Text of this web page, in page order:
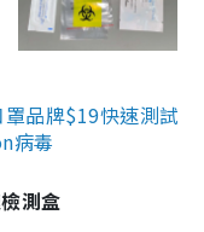
品牌$19快速測試
病毒
測盒